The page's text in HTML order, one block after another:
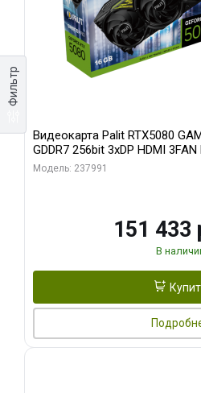
Фильтр
Видеокарта Palit RTX5080
GDDR7 256bit 3xDP HDMI 3FAN
Модель: 237991
151 433
В